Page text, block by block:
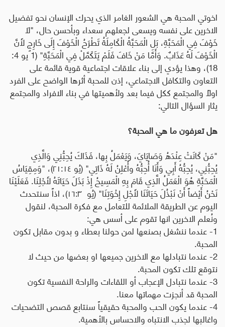
اخوتي المحبة هي الشعور الغامر الذي يحرك الإنسان نحو تفضيل
الاخرين على نفسه ويسعى لجعلهم سعداء وبأحسن حال، "لاَ
خَوْفَ فِي الْمَحَبَّةِ، بَلِ الْمَحَبَّةُ الْكَامِلَةُ تَطْرَحُ الْخَوْفَ إِلَى خَارِجٍ لأَنَّ
الْخَوْفَ لَهُ عَذَابٌ. وَأَمَّا مَنْ خَافَ فَلَمْ يَتَكَمَّلْ فِي الْمَحَبَّةِ" (1 يو 4:
18)، وهذا يؤدي إلى بناء علاقات اجتماعية قوية قائمة على
التعاون والتكافل الاجتماعي، إذن للمحبة أثرها الواضح على الفرد
اولاً والمجتمع ككل فيما بعد ولأهميتها في بناء الافراد والمجتمع
يثار السؤال التالي:
هل تعرفون ما هي المحبة؟
"مَنْ كَانَتْ عِنْدَهُ وَصَايَايَ، وَيَعْمَلُ بِها، فَذَاكَ يُحِبُّنِي وَالَّذِي
يُحِبُّنِي، يُحِبُّهُ أَبِي وَأَنَا أُحِبُّهُ وأُعْلِنُ لَهُ ذَاتِي" (يُو ١٤:‏٢١)، "وَمِقِيَاسُ
الْمَحَبَّةِ هُوَ الْعَمَلُ الَّذِي قَامَ بِهِ الْمَسِيحُ إِذْ بَذَلَ حَيَاتَهُ لأَجْلِنَا. فَعَلَيْنَا
نَحْنُ أَيْضاً أَنْ نَبْذُلَ حَيَاتَنَا لأَجْلِ إِخْوَتِنَا" (يُو ٣:‏١٦)، اذاً سنتحدث
اليوم عن الطريقة الملائمة للتعامل مع فكرة المحبة، لنقول
ونُعلم الاخرين انها تقوم على أسس هي:
1- عندما ننشغل بصنعها لمن حولنا بعطاء و بدون مقابل تكون
المحبة.
2- عندما نتبادلها مع الاخرين جميعها او بعضها من حيث لا
نتوقع تلك تكون المحبة.
3- عندما نتبادل الإعجاب أو اللقاءات والراحة النفسية تكون
المحبة قد أنجزت مهماتها معنا.
4- عندما يكون الحب والمحبة حقيقياً سنتابع قصص التضحيات
واغالبها لجذب الانتباه والاحساس بالأهمية.